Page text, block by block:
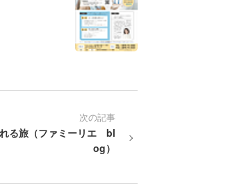
次の記事
る旅（ファミーリエ bl
og）